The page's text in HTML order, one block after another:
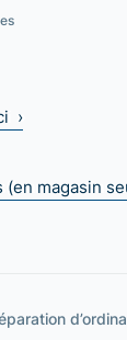
›
(en magasin